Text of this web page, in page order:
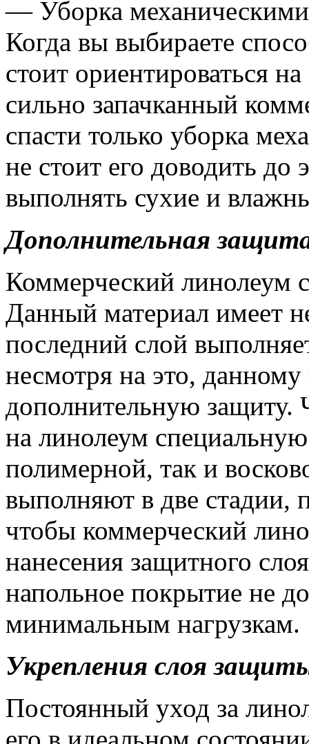
— Уборка
Когда вы выбираете
стоит ориентироваться
сильно запачканный
спасти только уборка
не стоит его доводить до
выполнять сухие и
Дополнительная
Коммерческий линолеум
Данный материал имеет
последний слой
несмотря на это,
дополнительную защиту.
на линолеум
полимерной, так и
выполняют в две стадии,
чтобы коммерческий
нанесения защитного
напольное покрытие не
минимальным нагрузкам.
Укрепления слоя
Постоянный уход за